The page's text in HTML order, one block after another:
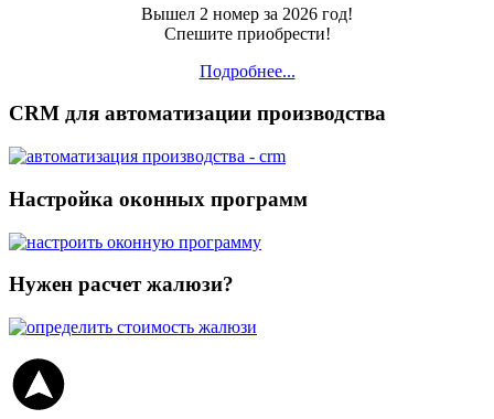
Вышел 2 номер за 2026 год!
Спешите приобрести!
Подробнее...
CRM для автоматизации производства
Настройка оконных программ
Нужен расчет жалюзи?